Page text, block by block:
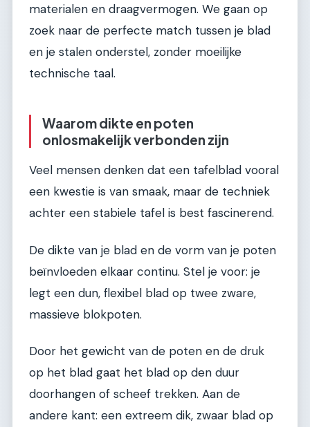
materialen en draagvermogen. We gaan op
zoek naar de perfecte match tussen je blad
en je stalen onderstel, zonder moeilijke
technische taal.
Waarom dikte en poten
onlosmakelijk verbonden zijn
Veel mensen denken dat een tafelblad vooral
een kwestie is van smaak, maar de techniek
achter een stabiele tafel is best fascinerend.
De dikte van je blad en de vorm van je poten
beïnvloeden elkaar continu. Stel je voor: je
legt een dun, flexibel blad op twee zware,
massieve blokpoten.
Door het gewicht van de poten en de druk
op het blad gaat het blad op den duur
doorhangen of scheef trekken. Aan de
andere kant: een extreem dik, zwaar blad op